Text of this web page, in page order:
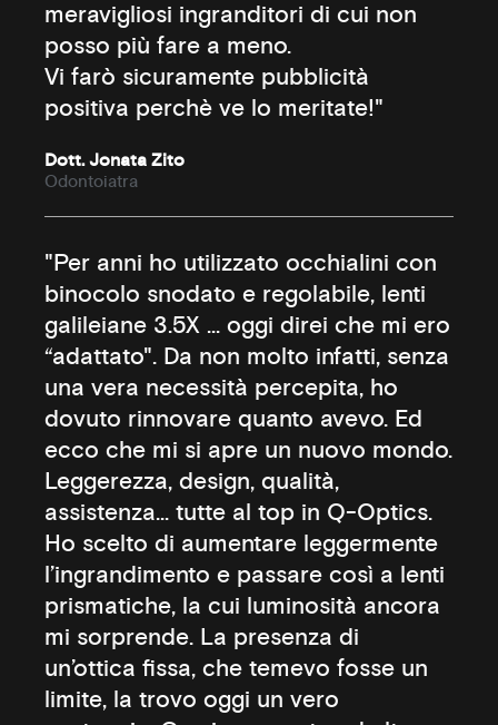
meravigliosi ingranditori di cui non
posso più fare a meno.
Vi farò sicuramente pubblicità
positiva perchè ve lo meritate!"
Dott. Jonata Zito
Odontoiatra
"Per anni ho utilizzato occhialini con
binocolo snodato e regolabile, lenti
galileiane 3.5X … oggi direi che mi ero
“adattato". Da non molto infatti, senza
una vera necessità percepita, ho
dovuto rinnovare quanto avevo. Ed
ecco che mi si apre un nuovo mondo.
Leggerezza, design, qualità,
assistenza… tutte al top in Q-Optics.
Ho scelto di aumentare leggermente
l’ingrandimento e passare così a lenti
prismatiche, la cui luminosità ancora
mi sorprende. La presenza di
un’ottica fissa, che temevo fosse un
limite, la trovo oggi un vero